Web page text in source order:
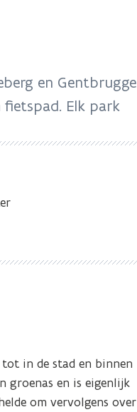
en Gentbrugge
fietspad. Elk park
in de stad en binnen
groenas en is eigenlijk
om vervolgens over